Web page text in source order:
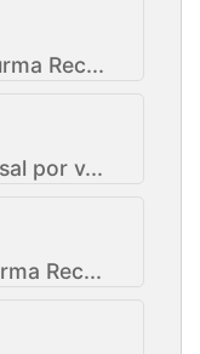
Rec...
por v...
Rec...